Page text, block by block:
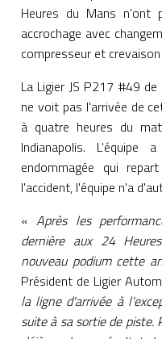
Heures du Mans n'ont
accrochage avec
compresseur et
La Ligier JS P217 #49
ne voit pas l'arrivée de
à quatre heures du
Indianapolis.
endommagée qui
l'accident, l'équipe n'a
«Après les
dernière aux 24
nouveau podium cette
Président de Ligier
la ligne d'arrivée à
suite à sa sortie de piste.